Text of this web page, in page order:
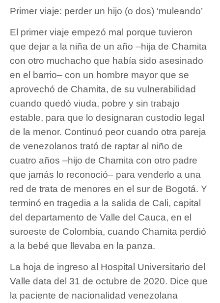
Primer viaje: perder un hijo (o dos) ‘muleando’
El primer viaje empezó mal porque tuvieron
que dejar a la niña de un año –hija de Chamita
con otro muchacho que había sido asesinado
en el barrio– con un hombre mayor que se
aprovechó de Chamita, de su vulnerabilidad
cuando quedó viuda, pobre y sin trabajo
estable, para que lo designaran custodio legal
de la menor. Continuó peor cuando otra pareja
de venezolanos trató de raptar al niño de
cuatro años –hijo de Chamita con otro padre
que jamás lo reconoció– para venderlo a una
red de trata de menores en el sur de Bogotá. Y
terminó en tragedia a la salida de Cali, capital
del departamento de Valle del Cauca, en el
suroeste de Colombia, cuando Chamita perdió
a la bebé que llevaba en la panza.
La hoja de ingreso al Hospital Universitario del
Valle data del 31 de octubre de 2020. Dice que
la paciente de nacionalidad venezolana